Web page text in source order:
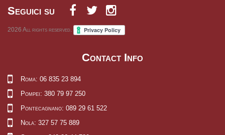
Seguici su
2026 All rights reserved.
Contact Info
Roma: 06 835 23 894
Pompei: 380 79 97 250
Pontecagnano: 089 29 61 522
Nola: 327 57 75 889